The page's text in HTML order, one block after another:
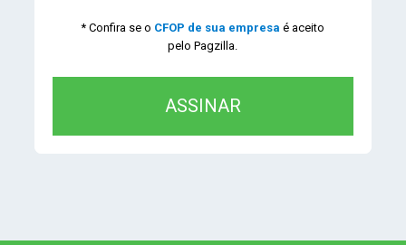
* Confira se o CFOP de sua empresa é aceito
pelo Pagzilla.
ASSINAR